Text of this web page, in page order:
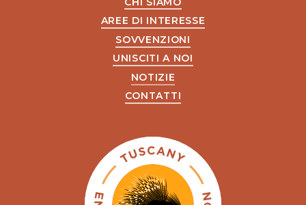
AREE DI INTERESSE
SOVVENZIONI
UNISCITI A NOI
NOTIZIE
CONTATTI